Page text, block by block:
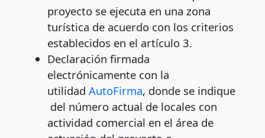
proyecto se ejecuta en una zona
turística de acuerdo con los criterios
establecidos en el artículo 3.
Declaración firmada
electrónicamente con la
utilidad AutoFirma, donde se indique
del número actual de locales con
actividad comercial en el área de